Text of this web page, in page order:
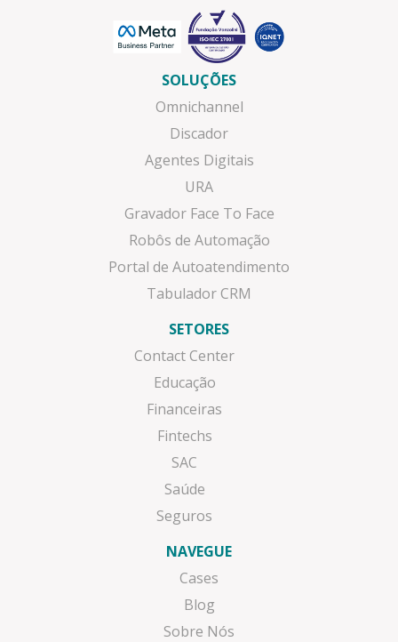
SOLUÇÕES
Omnichannel
Discador
Agentes Digitais
URA
Gravador Face To Face
Robôs de Automação
Portal de Autoatendimento
Tabulador CRM
SETORES
Contact Center
Educação
Financeiras
Fintechs
SAC
Saúde
Seguros
NAVEGUE
Cases
Blog
Sobre Nós